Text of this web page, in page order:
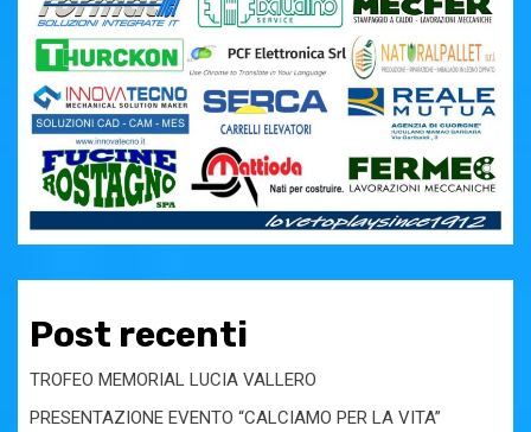
Post recenti
TROFEO MEMORIAL LUCIA VALLERO
PRESENTAZIONE EVENTO “CALCIAMO PER LA VITA”